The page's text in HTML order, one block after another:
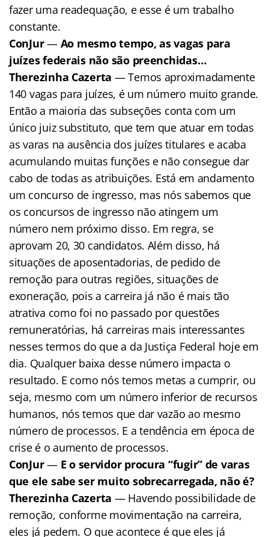
fazer uma readequação, e esse é um trabalho
constante.
ConJur—Ao mesmo tempo, as vagas para
juízes federais não são preenchidas…
Therezinha Cazerta — Temos aproximadamente
140 vagas para juízes, é um número muito grande.
Então a maioria das subseções conta com um
único juiz substituto, que tem que atuar em todas
as varas na ausência dos juízes titulares e acaba
acumulando muitas funções e não consegue dar
cabo de todas as atribuições. Está em andamento
um concurso de ingresso, mas nós sabemos que
os concursos de ingresso não atingem um
número nem próximo disso. Em regra, se
aprovam 20, 30 candidatos. Além disso, há
situações de aposentadorias, de pedido de
remoção para outras regiões, situações de
exoneração, pois a carreira já não é mais tão
atrativa como foi no passado por questões
remuneratórias, há carreiras mais interessantes
nesses termos do que a da Justiça Federal hoje em
dia. Qualquer baixa desse número impacta o
resultado. E como nós temos metas a cumprir, ou
seja, mesmo com um número inferior de recursos
humanos, nós temos que dar vazão ao mesmo
número de processos. E a tendência em época de
crise é o aumento de processos.
ConJur—E o servidor procura “fugir” de varas
que ele sabe ser muito sobrecarregada, não é?
Therezinha Cazerta — Havendo possibilidade de
remoção, conforme movimentação na carreira,
eles já pedem. O que acontece é que eles já